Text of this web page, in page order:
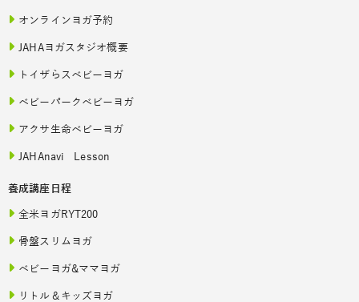
オンラインヨガ予約
JAHAヨガスタジオ概要
トイザらスベビーヨガ
ベビーパークベビーヨガ
アクサ生命ベビーヨガ
JAHAnavi Lesson
養成講座日程
全米ヨガRYT200
骨盤スリムヨガ
ベビーヨガ&ママヨガ
リトル＆キッズヨガ